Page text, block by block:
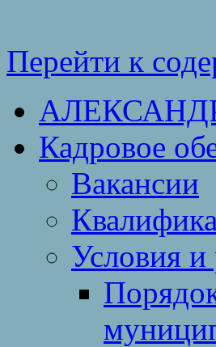
Перейти к
Кадровое
Вакансии
Условия и